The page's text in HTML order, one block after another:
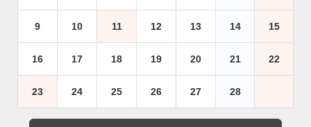
9 10 11 12 13 14 15
16 17 18 19 20 21 22
23 24 25 26 27 28